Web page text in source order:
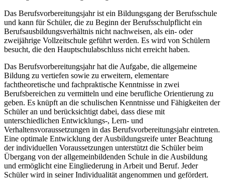
Das Berufsvorbereitungsjahr ist ein Bildungsgang der Berufsschule
und kann für Schüler, die zu Beginn der Berufsschulpflicht ein
Berufsausbildungsverhältnis nicht nachweisen, als ein- oder
zweijährige Vollzeitschule geführt werden. Es wird von Schülern
besucht, die den Hauptschulabschluss nicht erreicht haben.
Das Berufsvorbereitungsjahr hat die Aufgabe, die allgemeine
Bildung zu vertiefen sowie zu erweitern, elementare
fachtheoretische und fachpraktische Kenntnisse in zwei
Berufsbereichen zu vermitteln und eine berufliche Orientierung zu
geben. Es knüpft an die schulischen Kenntnisse und Fähigkeiten der
Schüler an und berücksichtigt dabei, dass diese mit
unterschiedlichen Entwicklungs-, Lern- und
Verhaltensvoraussetzungen in das Berufsvorbereitungsjahr eintreten.
Eine optimale Entwicklung der Ausbildungsreife unter Beachtung
der individuellen Voraussetzungen unterstützt die Schüler beim
Übergang von der allgemeinbildenden Schule in die Ausbildung
und ermöglicht eine Eingliederung in Arbeit und Beruf. Jeder
Schüler wird in seiner Individualität angenommen und gefördert.